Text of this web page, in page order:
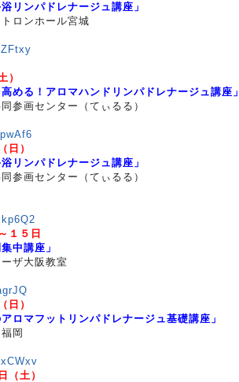
リンパドレナージュ講座」
ロンホール宮城
）
める！アロマハンドリンパドレナージュ講座」
参画センター（てぃるる）
日）
リンパドレナージュ講座」
参画センター（てぃるる）
１５日
中講座」
ザ大阪教室
日）
ロマフットリンパドレナージュ基礎講座」
岡
土）